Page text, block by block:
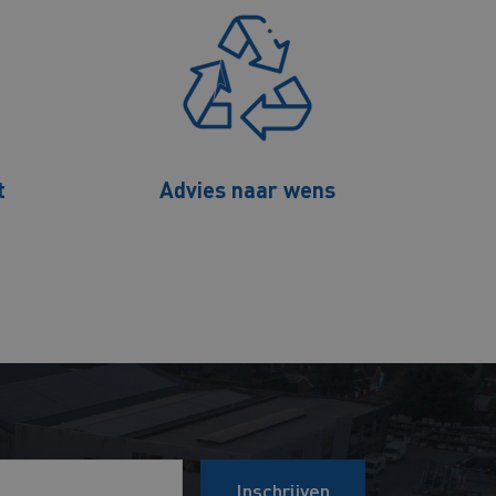
Advies naar wens
Inschrijven